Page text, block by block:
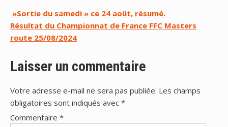
Navigation
de
l’article
»Sortie du samedi » ce 24 août, résumé.
Résultat du Championnat de France FFC Masters
route 25/08/2024
Laisser un commentaire
Votre adresse e-mail ne sera pas publiée. Les champs
obligatoires sont indiqués avec *
Commentaire *